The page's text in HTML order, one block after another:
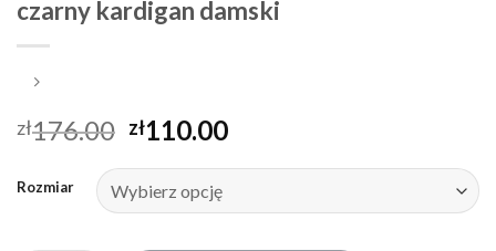
czarny kardigan damski
zł176.00 zł110.00
Rozmiar